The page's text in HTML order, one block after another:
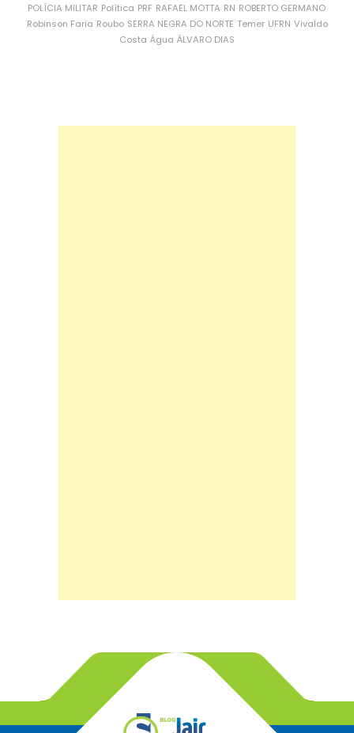
POLÍCIA MILITAR Política PRF RAFAEL MOTTA RN ROBERTO GERMANO
Robinson Faria Roubo SERRA NEGRA DO NORTE Temer UFRN Vivaldo
Costa Água ÁLVARO DIAS